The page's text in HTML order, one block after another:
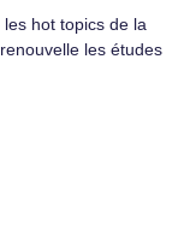
les hot topics de la
les études